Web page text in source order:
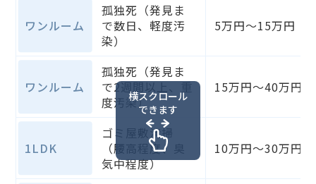
ワンルーム
孤独死（発見ま
で数日、軽度汚
染）
5万円～15万円
ワンルーム
孤独死（発見ま
で2週間以上、重
度汚染）
15万円～40万円
1LDK
ゴミ屋敷清掃
（腰高程度、臭
気中程度）
10万円～30万円
横スクロール
できます